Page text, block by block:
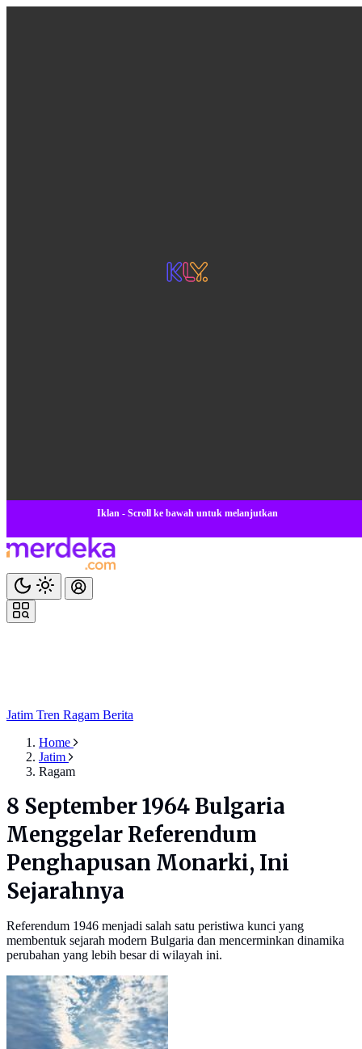
Iklan - Scroll ke bawah untuk melanjutkan
Jatim Tren Ragam Berita
Home
Jatim
Ragam
8 September 1964 Bulgaria
Menggelar Referendum
Penghapusan Monarki, Ini
Sejarahnya
Referendum 1946 menjadi salah satu peristiwa kunci yang
membentuk sejarah modern Bulgaria dan mencerminkan dinamika
perubahan yang lebih besar di wilayah ini.